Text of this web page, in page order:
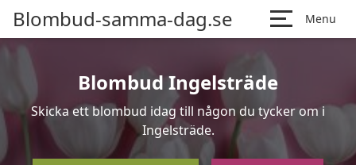
Blombud-samma-dag.se Menu
Blombud Ingelsträde
Skicka ett blombud idag till någon du tycker om i
Ingelsträde.